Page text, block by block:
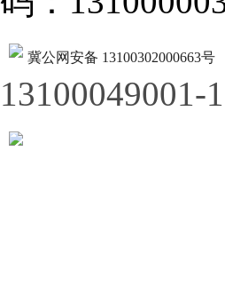
冀公网安备 13100302000663号
13100049001-